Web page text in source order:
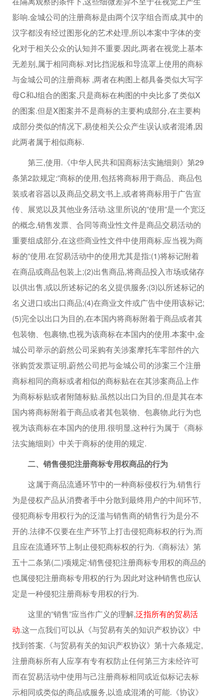
影响.金城公司的注册商标是由两个汉字组合而成,其中的
汉字都没有经过图形化的艺术处理,所以本案中字体的变
化对于相关公众的认知并不重要.因此,两者在视觉上基本
无差别,属于相同商标.对比挡泥板和导流罩上使用的商标
与金城公司的注册商标 ,两者在构图上都具备类似大写字
母C和J组合的图案,只是商标在构图的中央比多了类似X
的图案.但是X图案并不是商标的主要构成部分,在主要构
成部分类似的情况下,易使相关公众产生误认或者混淆,因
此两者属于相似商标.
第三,使用.《中华人民共和国商标法实施细则》第29
条第2款规定:”商标的使用,包括将商标用于商品、商品包
装或者容器以及商品交易文书上,或者将商标用于广告宣
传、展览以及其他业务活动.这里所说的”使用”是一个宽泛
的概念,销售发票、合同等商业性文件是商品交易活动的
重要组成部分,在这些商业性文件中使用商标,应当视为商
标的”使用.在贸易活动中的使用尤其是指:(1)将标记附着
在商品或商品包装上;(2)出售商品,将商品投入市场或储存
以供出售,或以所述标记的名义提供服务;(3)以所述标记的
名义进口或出口商品;(4)在商业文件或广告中使用该标记;
(5)完全以出口为目的,在本国内将商标附着于商品或者其
包装物、包裹物,也视为该商标在本国内的使用.本案中,金
城公司举示的蔚然公司采购有关涉案摩托车零部件的六
张购货发票证明,蔚然公司把与金城公司的涉案三个注册
商标相同的商标或者相似的商标贴在在其涉案商品上作
为商标标贴或者附随标贴.虽然以出口为目的,但是其在本
国内将商标附着于商品或者其包装物、包裹物,此行为也
视为该商标在本国内的使用.很明显,这种行为属于《商标
法实施细则》中关于商标的使用的规定.
二、销售侵犯注册商标专用权商品的行为
这属于商品流通环节中的一种商标侵权行为.销售行
为是侵权产品从消费者手中分散到最终用户的中间环节,
侵犯商标专用权行为的泛滥与销售商的销售行为是分不
开的.法律不仅要在生产环节上打击侵犯商标权的行为,而
且应在流通环节上制止侵犯商标权的行为.《商标法》第
五十二条第(二)项规定:销售侵犯注册商标专用权的商品的
也属侵犯注册商标专用权的行为.因此对这种销售也应认
定是一种侵犯注册商标专用权的行为.
这里的”销售”应当作广义的理解,泛指所有的贸易活
动.这一点我们可以从《与贸易有关的知识产权协议》中
找到答案.《与贸易有关的知识产权协议》第十六条规定,
注册商标所有人应享有专有权防止任何第三方未经许可
而在贸易活动中使用与己注册商标相同或近似标记去标
示相同或类似的商品或服务,以造成混淆的可能.《协议》